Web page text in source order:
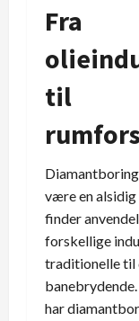
Fra
til
være en
finder
forskellige
traditionelle til
har